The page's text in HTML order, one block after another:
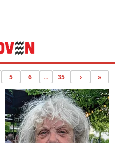
5 6 ... 35 › »